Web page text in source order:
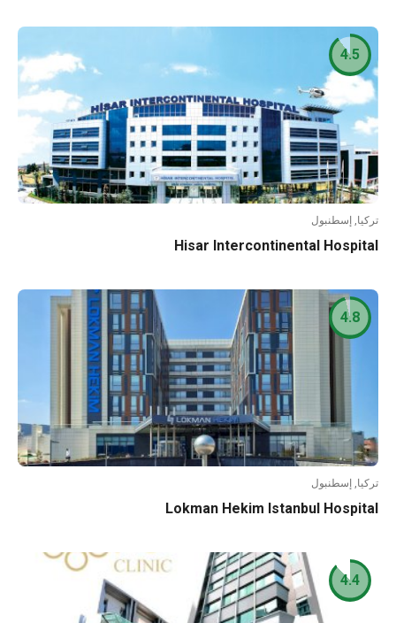
تركيا, إسطنبول
Hisar Intercontinental Hospital
4.5
تركيا, إسطنبول
Lokman Hekim Istanbul Hospital
4.8
4.4